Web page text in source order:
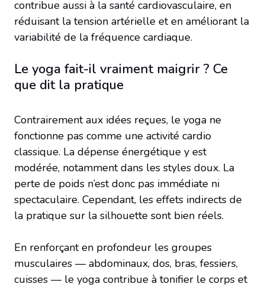
contribue aussi à la santé cardiovasculaire, en
réduisant la tension artérielle et en améliorant la
variabilité de la fréquence cardiaque.
Le yoga fait-il vraiment maigrir ? Ce
que dit la pratique
Contrairement aux idées reçues, le yoga ne
fonctionne pas comme une activité cardio
classique. La dépense énergétique y est
modérée, notamment dans les styles doux. La
perte de poids n’est donc pas immédiate ni
spectaculaire. Cependant, les effets indirects de
la pratique sur la silhouette sont bien réels.
En renforçant en profondeur les groupes
musculaires — abdominaux, dos, bras, fessiers,
cuisses — le yoga contribue à tonifier le corps et